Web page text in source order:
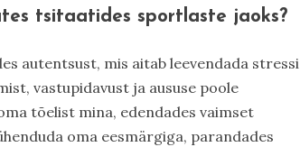
tsitaatides sportlaste jaoks?
autentsust, mis aitab leevendada stressi
vastupidavust ja aususe poole
tõelist mina, edendades vaimset
oma eesmärgiga, parandades